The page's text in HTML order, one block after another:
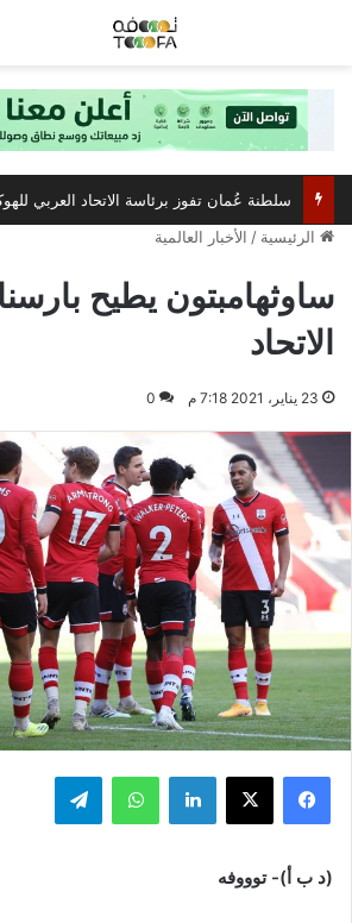
الرئيسية / الأخبار العالمية
ساوثهامبتون يطيح
الاتحاد
23 يناير، 2021 7:18 م 0
فيسبوك ‫X لينكدإن واتساب تيلقرام
(د ب أ)- توووفه